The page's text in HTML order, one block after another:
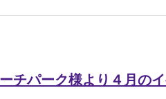
チパーク様より４月の